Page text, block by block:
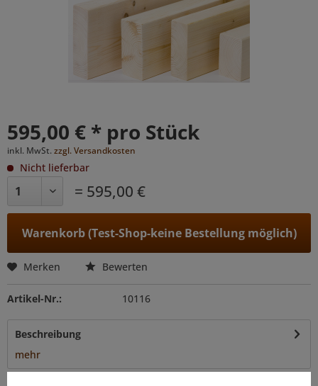
595,00 € * pro Stück
inkl. MwSt. zzgl. Versandkosten
Nicht lieferbar
= 595,00 €
Warenkorb (Test-Shop-keine Bestellung möglich)
Merken Bewerten
Artikel-Nr.: 10116
Beschreibung
mehr